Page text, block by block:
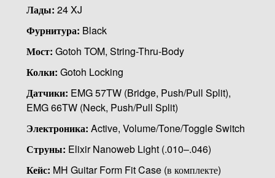
Лады: 24 XJ
Фурнитура: Black
Мост: Gotoh TOM, String-Thru-Body
Колки: Gotoh Locking
Датчики: EMG 57TW (Bridge, Push/Pull Split),
EMG 66TW (Neck, Push/Pull Split)
Электроника: Active, Volume/Tone/Toggle Switch
Струны: Elixir Nanoweb Light (.010–.046)
Кейс: MH Guitar Form Fit Case (в комплекте)